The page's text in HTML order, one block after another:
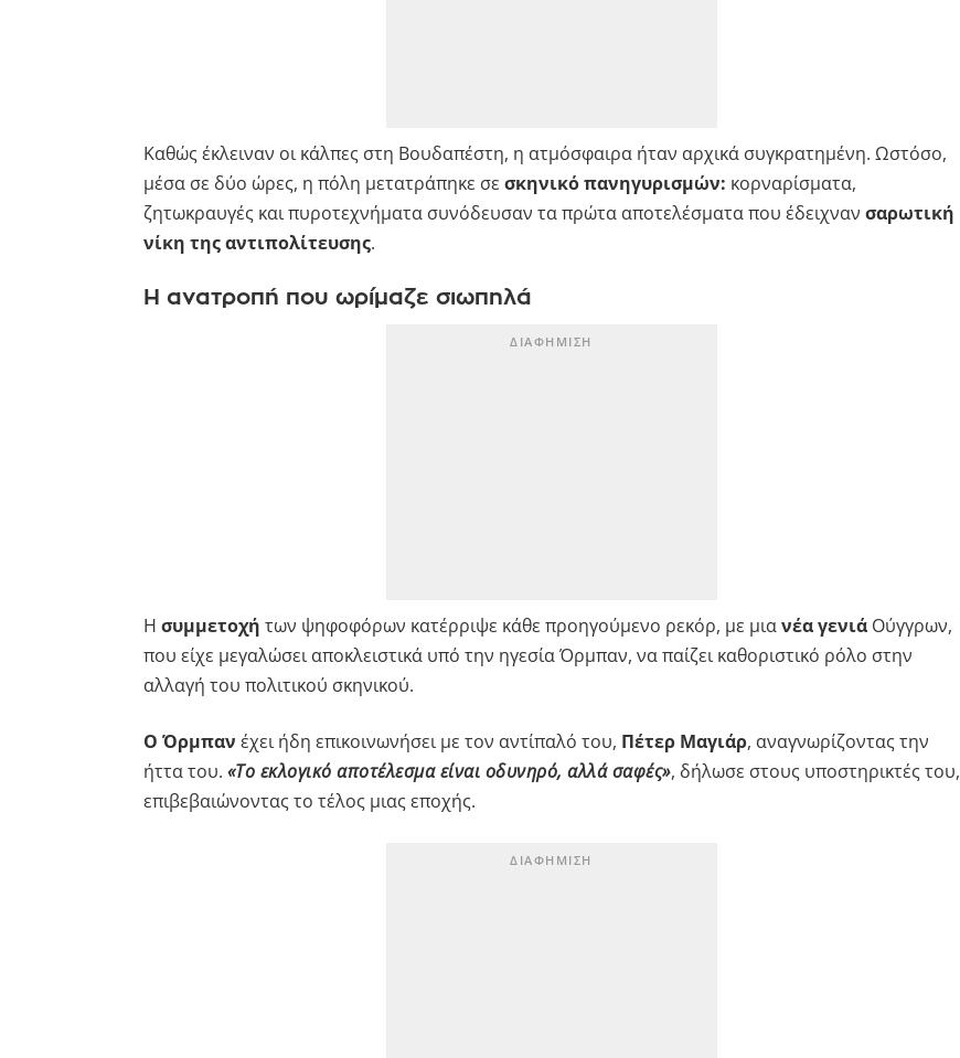
Καθώς έκλειναν οι κάλπες στη Βουδαπέστη, η ατμόσφαιρα ήταν αρχικά συγκρατημένη. Ωστόσο,
μέσα σε δύο ώρες, η πόλη μετατράπηκε σε σκηνικό πανηγυρισμών: κορναρίσματα,
ζητωκραυγές και πυροτεχνήματα συνόδευσαν τα πρώτα αποτελέσματα που έδειχναν σαρωτική
νίκη της αντιπολίτευσης.
Η ανατροπή που ωρίμαζε σιωπηλά
Η συμμετοχή των ψηφοφόρων κατέρριψε κάθε προηγούμενο ρεκόρ, με μιανέα γενιάΟύγγρων,
που είχε μεγαλώσει αποκλειστικά υπό την ηγεσία Όρμπαν, να παίζει καθοριστικό ρόλο στην
αλλαγή του πολιτικού σκηνικού.
Ο Όρμπαν έχει ήδη επικοινωνήσει με τον αντίπαλό του, Πέτερ Μαγιάρ, αναγνωρίζοντας την
ήττα του. «Το εκλογικό αποτέλεσμα είναι οδυνηρό, αλλά σαφές», δήλωσε στους υποστηρικτές του,
επιβεβαιώνοντας το τέλος μιας εποχής.